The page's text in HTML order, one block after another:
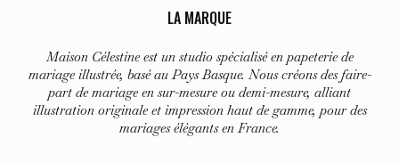
LA MARQUE
Maison Célestine est un studio spécialisé en papeterie de
mariage illustrée, basé au Pays Basque. Nous créons des faire-
part de mariage en sur-mesure ou demi-mesure, alliant
illustration originale et impression haut de gamme, pour des
mariages élégants en France.